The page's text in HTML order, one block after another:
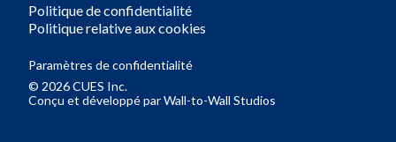
Politique de confidentialité
Politique relative aux cookies
Paramètres de confidentialité
© 2026 CUES Inc.
Conçu et développé parWall-to-Wall Studios